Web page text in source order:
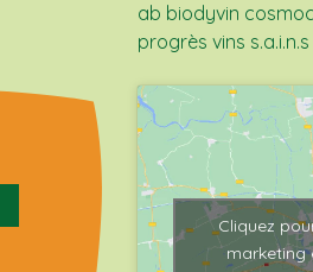
ab biodyvin
progrès vins s.a.i.n.s
Cliquez
marketing